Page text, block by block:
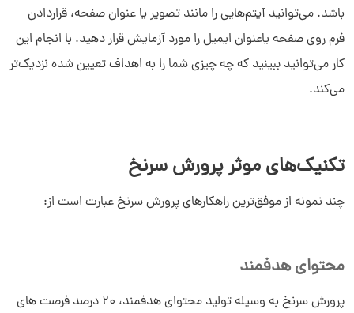
باشد. می‌توانید آیتم‌هایی را مانند تصویر یا عنوان صفحه، قراردادن
فرم روی صفحه یاعنوان ایمیل را مورد آزمایش قرار دهید. با انجام این
کار می‌توانید ببینید که چه چیزی شما را به اهداف تعیین شده نزدیک‌تر
می‌کند.
تکنیک‌های موثر پرورش سرنخ
چند نمونه از موفق‌ترین راهکارهای پرورش سرنخ عبارت است از:
محتوای هدفمند
پرورش سرنخ به وسیله تولید محتوای هدفمند، 20 درصد فرصت های